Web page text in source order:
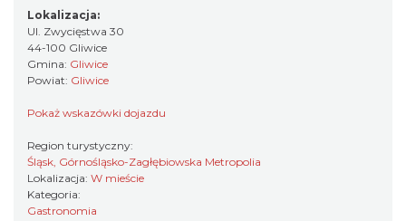
Lokalizacja:
Ul. Zwycięstwa 30
44-100 Gliwice
Gmina: Gliwice
Powiat: Gliwice
Pokaż wskazówki dojazdu
Region turystyczny:
Śląsk, Górnośląsko-Zagłębiowska Metropolia
Lokalizacja: W mieście
Kategoria:
Gastronomia